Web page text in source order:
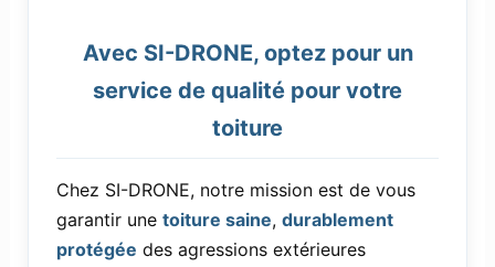
Avec SI-DRONE, optez pour un
service de qualité pour votre
toiture
Chez SI-DRONE, notre mission est de vous
garantir une toiture saine, durablement
protégée des agressions extérieures